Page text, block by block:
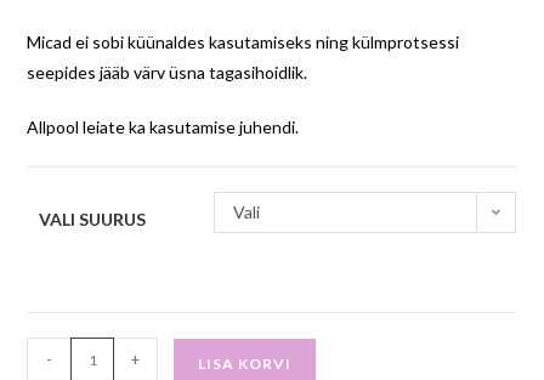
Micad ei sobi küünaldes kasutamiseks ning külmprotsessi
seepides jääb värv üsna tagasihoidlik.
Allpool leiate ka kasutamise juhendi.
VALI SUURUS Vali
- + LISA KORVI